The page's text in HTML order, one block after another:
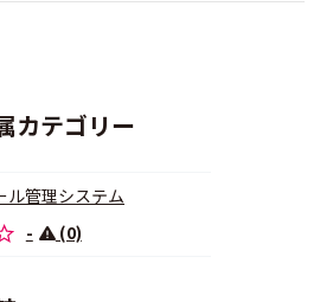
カテゴリー
ル管理システム
-
(0)